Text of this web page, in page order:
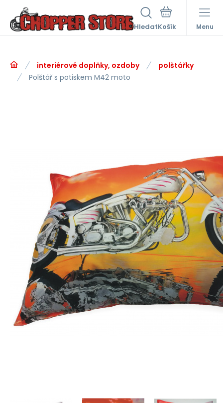
Hledat Menu
interiérové doplňky, ozdoby
polštářky
Polštář s potiskem M42 moto